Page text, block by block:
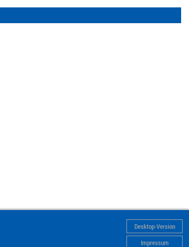
Desktop-Version
Impressum